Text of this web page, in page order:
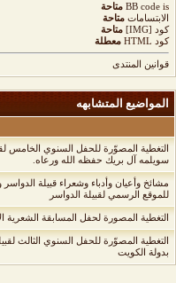
BB code is
متاحة
الابتسامات متاحة
كود [IMG]
متاحة
كود HTML
معطلة
قوانين المنتدى
المواضيع المتشابهه
التغطية المصوّرة للحفل السنوي الخامس
سويلمه آل بريك حفظه الله ورعاه.
مشائخ وأعيان وأدباء وشعراء قبيلة
للموقع الرسمي لقبيلة الدواسر
التغطية المصورة لحفل المسابقة الشعرية
التغطية المصوّرة للحفل السنوي الثالث
بدولة الكويت